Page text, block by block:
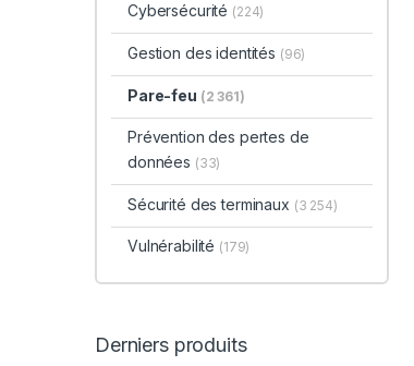
Cybersécurité (224)
Gestion des identités (96)
Pare-feu (2 361)
Prévention des pertes de
données (33)
Sécurité des terminaux (3 254)
Vulnérabilité (179)
Derniers produits